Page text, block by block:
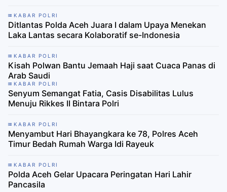
KABAR POLRI
Ditlantas Polda Aceh Juara I dalam Upaya Menekan
Laka Lantas secara Kolaboratif se-Indonesia
KABAR POLRI
Kisah Polwan Bantu Jemaah Haji saat Cuaca Panas di
Arab Saudi
KABAR POLRI
Senyum Semangat Fatia, Casis Disabilitas Lulus
Menuju Rikkes II Bintara Polri
KABAR POLRI
Menyambut Hari Bhayangkara ke 78, Polres Aceh
Timur Bedah Rumah Warga Idi Rayeuk
KABAR POLRI
Polda Aceh Gelar Upacara Peringatan Hari Lahir
Pancasila